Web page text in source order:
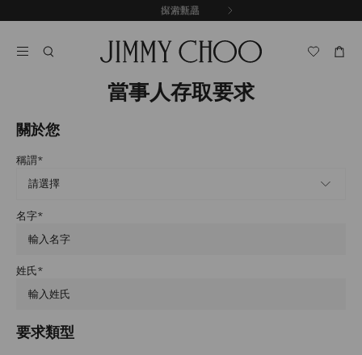
至
探索新品
出游甄選
當事人存取要求
關於您
稱謂*
名字*
姓氏*
要求類型